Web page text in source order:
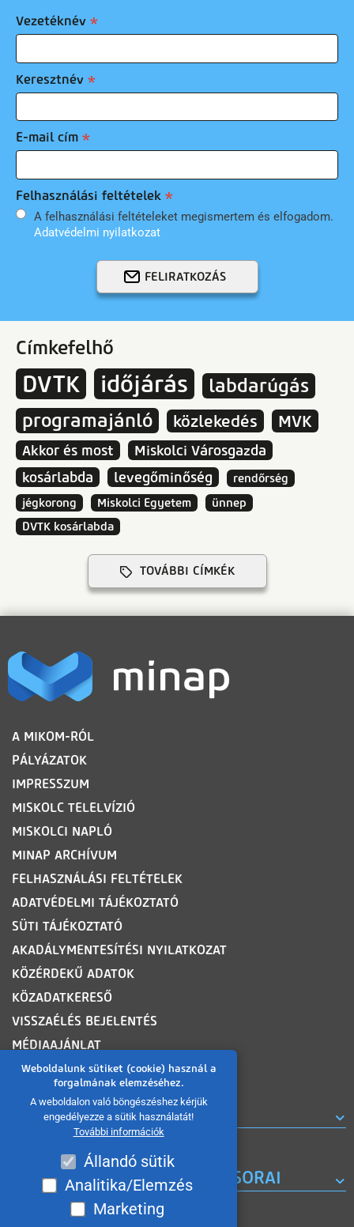
Weboldalunk sütiket (cookie) használ a
forgalmának elemzéséhez.
A weboldalon való böngészéshez kérjük
engedélyezze a sütik használatát!
További információk
Állandó sütik
Analitika/Elemzés
Marketing
Vezetéknév
Keresztnév
E-mail cím
Felhasználási feltételek
A felhasználási feltételeket megismertem és elfogadom.
Adatvédelmi nyilatkozat
FELIRATKOZÁS
Címkefelhő
DVTK időjárás
labdarúgás
programajánló
közlekedés MVK
Akkor és most
Miskolci Városgazda
kosárlabda
levegőminőség
rendőrség
jégkorong
Miskolci Egyetem
ünnep
DVTK kosárlabda
TOVÁBBI CÍMKÉK
LÁBLÉC
A MIKOM-RÓL
PÁLYÁZATOK
IMPRESSZUM
MISKOLC TELELVÍZIÓ
MISKOLCI NAPLÓ
MINAP ARCHÍVUM
FELHASZNÁLÁSI FELTÉTELEK
ADATVÉDELMI TÁJÉKOZTATÓ
SÜTI TÁJÉKOZTATÓ
AKADÁLYMENTESÍTÉSI NYILATKOZAT
KÖZÉRDEKŰ ADATOK
KÖZADATKERESŐ
VISSZAÉLÉS BEJELENTÉS
MÉDIAAJÁNLAT
OLDALTÉRKÉP
ROVATOK
A MISKOLC TV KORÁBBI MŰSORAI